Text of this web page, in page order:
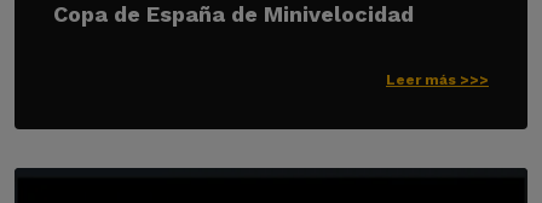
Copa de España de Minivelocidad
Leer más >>>